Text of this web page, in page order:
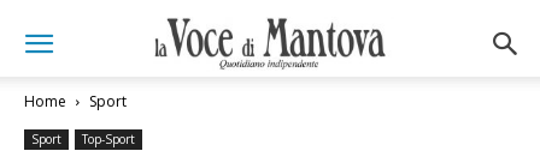
Home Sport
Sport Top-Sport